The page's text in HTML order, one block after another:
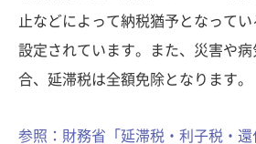
止などによって納税猶予となって
設定されています。また、災害や
合、延滞税は全額免除となります。
参照：財務省「延滞税・利子税・還